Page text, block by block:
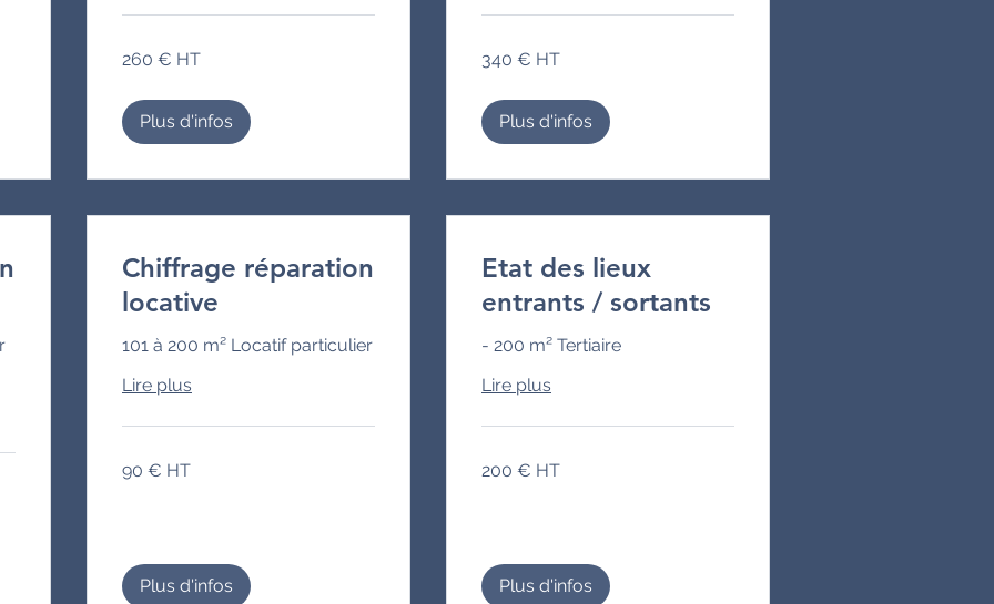
€
260 € HT
Plus d'infos
€
HT
340 € HT
Plus d'infos
Chiffrage réparation
locative
101 à 200 m² Locatif particulier
Lire plus
€
HT
90 € HT
Plus d'infos
Etat des lieux
entrants / sortants
- 200 m² Tertiaire
Lire plus
€
200 € HT
Plus d'infos